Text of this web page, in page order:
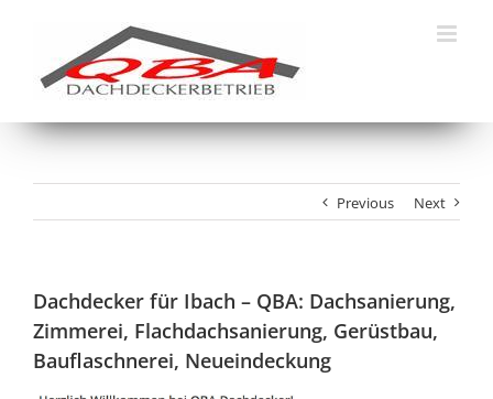
Previous Next
Dachdecker für Ibach – QBA: Dachsanierung,
Zimmerei, Flachdachsanierung, Gerüstbau,
Bauflaschnerei, Neueindeckung